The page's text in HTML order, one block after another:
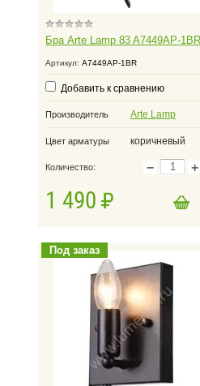
Бра Arte Lamp 83 A7449AP-1BR
Артикул: A7449AP-1BR
Добавить к сравнению
Производитель Arte Lamp
Цвет арматуры коричневый
Количество: − +
1 490
в корзину
Под заказ